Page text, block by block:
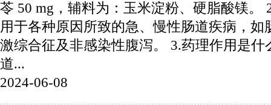
苓 50 mg，辅料为：玉米淀粉、硬脂酸镁。
用于各种原因所致的急、慢性肠道疾病，如
激综合征及非感染性腹泻。 3.药理作用是什
道...
2024-06-08